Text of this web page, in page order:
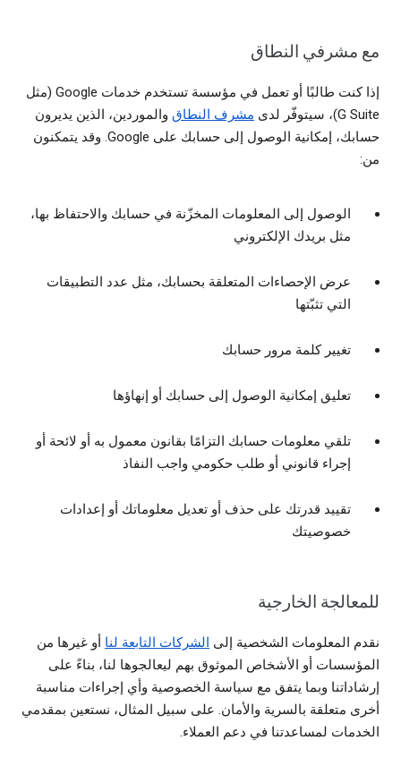
مع مشرفي النطاق
إذا كنت طالبًا أو تعمل في مؤسسة تستخدم خدمات Google (مثل
G Suite)، سيتوفّر لدى
مشرف النطاق والموردين، الذين يديرون
حسابك، إمكانية الوصول إلى حسابك على Google. وقد يتمكنون
من:
الوصول إلى المعلومات المخزّنة في حسابك والاحتفاظ بها،
مثل بريدك الإلكتروني
عرض الإحصاءات المتعلقة بحسابك، مثل عدد التطبيقات
التي تثبّتها
تغيير كلمة مرور حسابك
تعليق إمكانية الوصول إلى حسابك أو إنهاؤها
تلقي معلومات حسابك التزامًا بقانون معمول به أو لائحة أو
إجراء قانوني أو طلب حكومي واجب النفاذ
تقييد قدرتك على حذف أو تعديل معلوماتك أو إعدادات
خصوصيتك
للمعالجة الخارجية
نقدم المعلومات الشخصية إلى الشركات التابعة لنا أو غيرها من
المؤسسات أو الأشخاص الموثوق بهم ليعالجوها لنا، بناءً على
إرشاداتنا وبما يتفق مع سياسة الخصوصية وأي إجراءات مناسبة
أخرى متعلقة بالسرية والأمان. على سبيل المثال، نستعين بمقدمي
الخدمات لمساعدتنا في دعم العملاء.